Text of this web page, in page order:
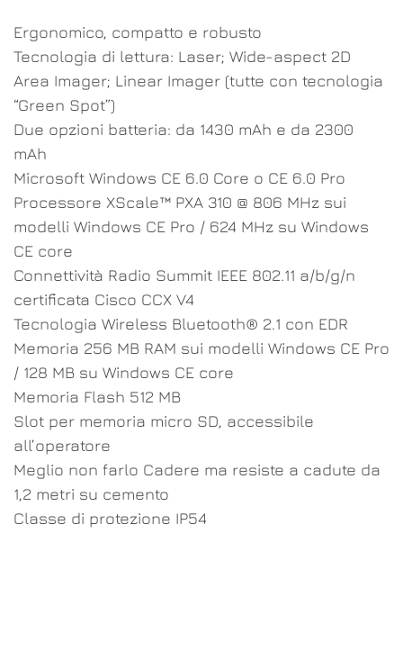
Ergonomico, compatto e robusto
Tecnologia di lettura: Laser; Wide-aspect 2D
Area Imager; Linear Imager (tutte con tecnologia
“Green Spot”)
Due opzioni batteria: da 1430 mAh e da 2300
mAh
Microsoft Windows CE 6.0 Core o CE 6.0 Pro
Processore XScale™ PXA 310 @ 806 MHz sui
modelli Windows CE Pro / 624 MHz su Windows
CE core
Connettività Radio Summit IEEE 802.11 a/b/g/n
certificata Cisco CCX V4
Tecnologia Wireless Bluetooth® 2.1 con EDR
Memoria 256 MB RAM sui modelli Windows CE Pro
/ 128 MB su Windows CE core
Memoria Flash 512 MB
Slot per memoria micro SD, accessibile
all’operatore
Meglio non farlo Cadere ma resiste a cadute da
1,2 metri su cemento
Classe di protezione IP54